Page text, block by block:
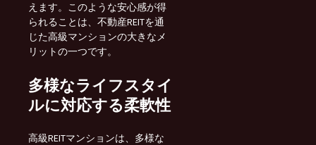
えます。このような安心感が得
られることは、不動産REITを通
じた高級マンションの大きなメ
リットの一つです。
多様なライフスタイ
ルに対応する柔軟性
高級REITマンションは、多様な